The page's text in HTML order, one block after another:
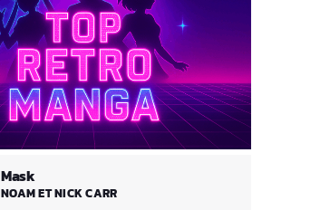
Mask
NOAM ET NICK CARR